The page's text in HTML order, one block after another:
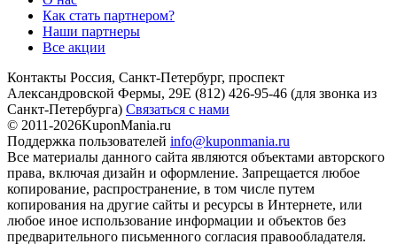
Как стать партнером?
Наши партнеры
Все акции
Контакты Россия, Санкт-Петербург, проспект
Александровской Фермы, 29Е (812) 426-95-46 (для звонка из
Санкт-Петербурга) Связаться с нами
© 2011-2026KuponMania.ru
Поддержка пользователей info@kuponmania.ru
Все материалы данного сайта являются объектами авторского
права, включая дизайн и оформление. Запрещается любое
копирование, распространение, в том числе путем
копирования на другие сайты и ресурсы в Интернете, или
любое иное использование информации и объектов без
предварительного письменного согласия правообладателя.